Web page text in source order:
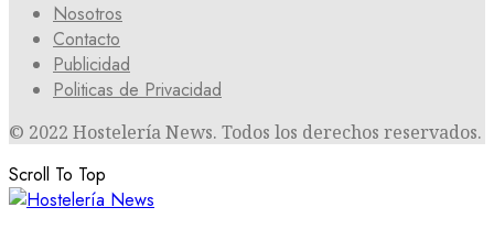
Nosotros
Contacto
Publicidad
Politicas de Privacidad
© 2022 Hostelería News. Todos los derechos reservados.
Scroll To Top